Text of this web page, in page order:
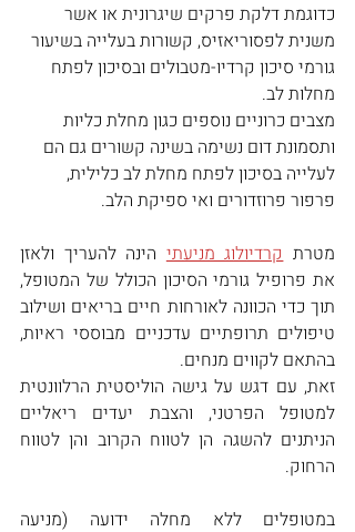
כדוגמת דלקת פרקים שיגרונית או אשר
משנית לפסוריאזיס, קשורות בעלייה בשיעור
גורמי סיכון קרדיו-מטבולים ובסיכון לפתח
מחלות לב.
מצבים כרוניים נוספים כגון מחלת כליות
ותסמונת דום נשימה בשינה קשורים גם הם
לעלייה בסיכון לפתח מחלת לב כלילית,
פרפור פרוזדורים ואי ספיקת הלב.
מטרת קרדיולוג מניעתי
בהתאם לקווים מנחים.
הרחוק.